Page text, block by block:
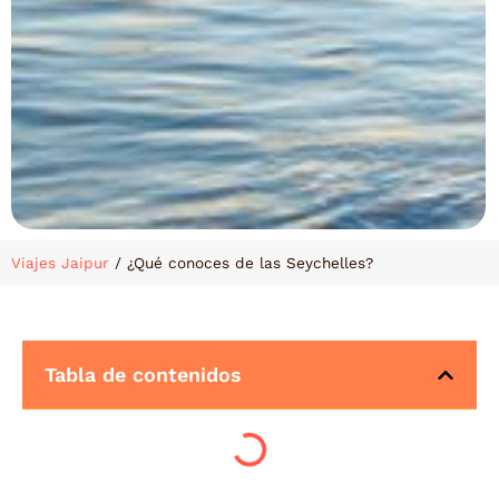
Viajes Jaipur / ¿Qué conoces de las Seychelles?
Tabla de contenidos